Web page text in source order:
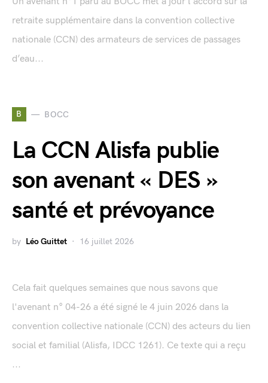
retraite supplémentaire dans la convention collective
nationale (CCN) des armateurs de services de passages
d’eau...
B BOCC
La CCN Alisfa publie
son avenant « DES »
santé et prévoyance
by Léo Guittet 16 juillet 2026
Cela fait quelques semaines que nous savons que
l'avenant n° 04-26 a été signé le 4 juin 2026 dans la
convention collective nationale (CCN) des acteurs du lien
social et familial (Alisfa, IDCC 1261). Ce texte qui a reçu
...